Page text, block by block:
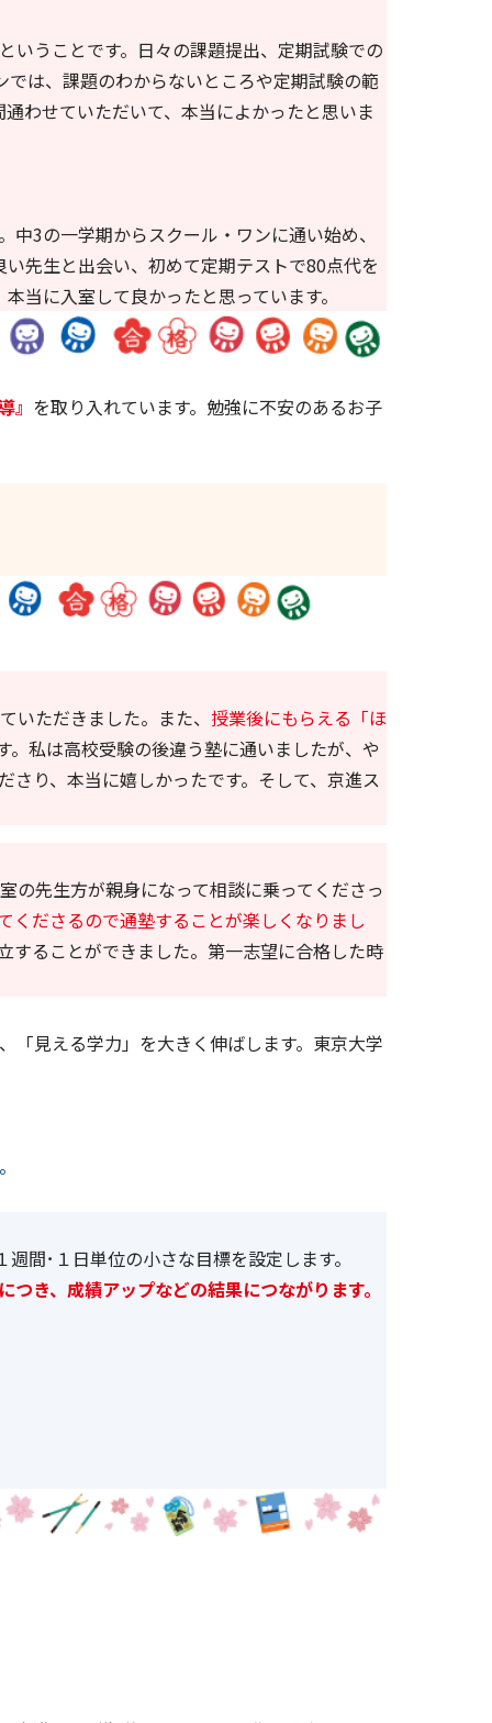
いうことです。日々の課題提出、定期試験での
は、課題のわからないところや定期試験の範
わせていただいて、本当によかったと思いま
3の一学期からスクール・ワンに通い始め、
先生と出会い、初めて定期テストで80点代を
当に入室して良かったと思っています。
』 を取り入れています。勉強に不安のあるお子
ただきました。また、 授業後にもらえる「ほ
私は高校受験の後違う塾に通いましたが、や
り、本当に嬉しかったです。そして、京進ス
の先生方が親身になって相談に乗ってくださっ
くださるので通塾することが楽しくなりまし
することができました。第一志望に合格した時
「見える学力」を大きく伸ばします。東京大学
間･１日単位の小さな目標を設定します。
つき、成績アップなどの結果につながります。